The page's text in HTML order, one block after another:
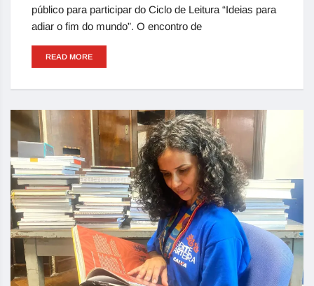
público para participar do Ciclo de Leitura “Ideias para
adiar o fim do mundo”. O encontro de
READ MORE